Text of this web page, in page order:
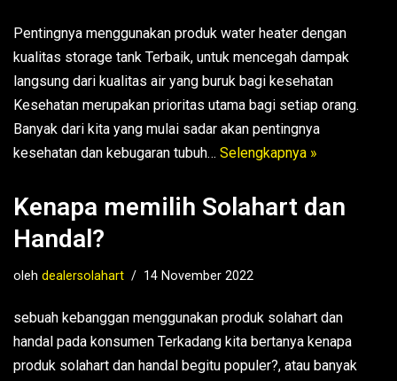
Pentingnya menggunakan produk water heater dengan
kualitas storage tank Terbaik, untuk mencegah dampak
langsung dari kualitas air yang buruk bagi kesehatan
Kesehatan merupakan prioritas utama bagi setiap orang.
Banyak dari kita yang mulai sadar akan pentingnya
kesehatan dan kebugaran tubuh… Selengkapnya »
Kenapa memilih Solahart dan
Handal?
oleh dealersolahart 14 November 2022
sebuah kebanggan menggunakan produk solahart dan
handal pada konsumen Terkadang kita bertanya kenapa
produk solahart dan handal begitu populer?, atau banyak